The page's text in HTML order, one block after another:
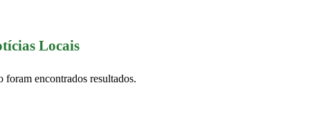
Locais
foram encontrados resultados.